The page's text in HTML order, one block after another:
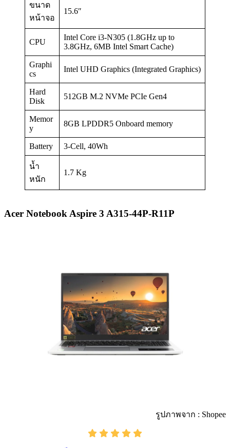
ขนาด
หน้าจอ
15.6″
CPU
Intel Core i3-N305 (1.8GHz up to
3.8GHz, 6MB Intel Smart Cache)
Graphi
cs
Intel UHD Graphics (Integrated Graphics)
Hard
Disk
512GB M.2 NVMe PCIe Gen4
Memor
y
8GB LPDDR5 Onboard memory
Battery 3-Cell, 40Wh
น้ำ
หนัก
1.7 Kg
Acer Notebook Aspire 3 A315-44P-R11P
รูปภาพจาก : Shopee